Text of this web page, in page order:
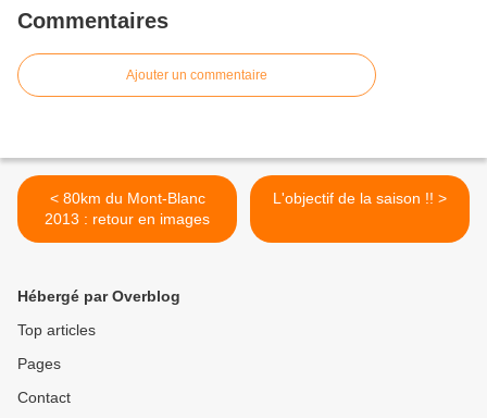
Commentaires
Ajouter un commentaire
< 80km du Mont-Blanc
2013 : retour en images
L'objectif de la saison !! >
Hébergé par Overblog
Top articles
Pages
Contact